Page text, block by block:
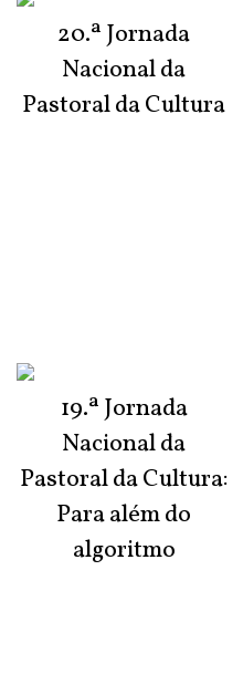
20.ª Jornada
Nacional da
Pastoral da Cultura
19.ª Jornada
Nacional da
Pastoral da Cultura:
Para além do
algoritmo